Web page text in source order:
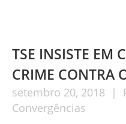
TSE INSISTE EM
CRIME CONTRA
setembro 20, 2018
Convergências